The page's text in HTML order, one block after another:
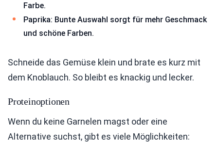
Farbe.
Paprika: Bunte Auswahl sorgt für mehr Geschmack
und schöne Farben.
Schneide das Gemüse klein und brate es kurz mit
dem Knoblauch. So bleibt es knackig und lecker.
Proteinoptionen
Wenn du keine Garnelen magst oder eine
Alternative suchst, gibt es viele Möglichkeiten: